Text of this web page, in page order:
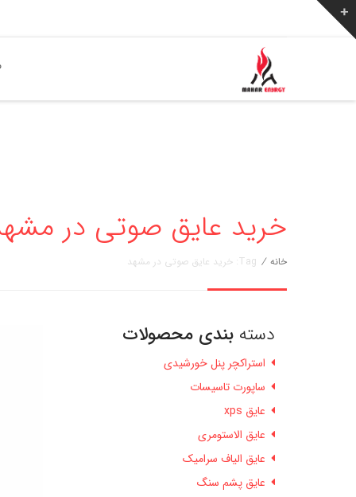
خرید عایق صوتی در مشهد » مهار
خانه / Tag: خرید عایق صوتی در مشهد
دسته بندی محصولات
استراکچر پنل خورشیدی
ساپورت تاسیسات
عایق xps
عایق الاستومری
عایق الیاف سرامیک
عایق پشم سنگ